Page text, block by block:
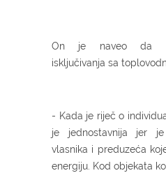
On je naveo da
isključivanja sa
- Kada je riječ o
je jednostavnija jer
vlasnika i preduzeća
energiju. Kod objekata